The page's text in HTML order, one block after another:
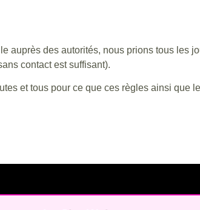
auprès des autorités, nous prions tous les
contact est suffisant).
et tous pour ce que ces règles ainsi que